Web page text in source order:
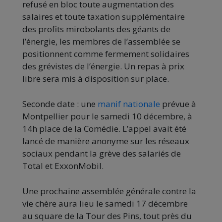
refusé en bloc toute augmentation des
salaires et toute taxation supplémentaire
des profits mirobolants des géants de
l’énergie, les membres de l’assemblée se
positionnent comme fermement solidaires
des grévistes de l’énergie. Un repas à prix
libre sera mis à disposition sur place.
Seconde date : une manif nationale prévue à
Montpellier pour le samedi 10 décembre, à
14h place de la Comédie. L’appel avait été
lancé de manière anonyme sur les réseaux
sociaux pendant la grève des salariés de
Total et ExxonMobil.
Une prochaine assemblée générale contre la
vie chère aura lieu le samedi 17 décembre
au square de la Tour des Pins, tout près du